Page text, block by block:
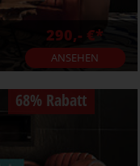
290,- €*
ANSEHEN
68% Rabatt